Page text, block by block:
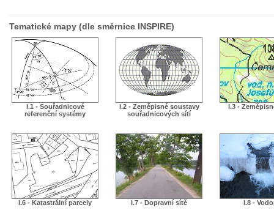
Tematické mapy (dle směrnice INSPIRE)
I.1 - Souřadnicové
referenční systémy
I.2 - Zeměpisné soustavy
souřadnicových sítí
I.3 -
I.6 - Katastrální parcely I.7 - Dopravní sítě I.8 -